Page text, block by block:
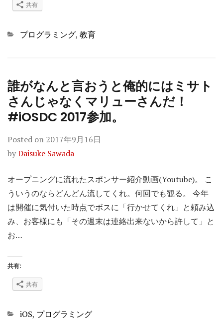
共有
Categories
プログラミング, 教育
誰がなんと言おうと俺的にはミサト
さんじゃなくマリューさんだ！
#iOSDC 2017参加。
Posted on 2017年9月16日
byDaisuke Sawada
オープニングに流れたスポンサー紹介動画(Youtube)。 こ
ういうのならどんどん流してくれ。何回でも観る。 今年
は開催に気付いた時点でボスに「行かせてくれ」と頼み込
み、お客様にも「その週末は連絡出来ないから許して」と
お…
共有:
共有
Categories
iOS, プログラミング